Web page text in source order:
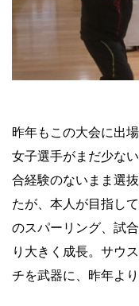
昨年もこの大会に出
女子選手がまだ少な
合経験のないまま選
たが、本人が目指し
のスパーリング、試
り大きく成長。サウ
チを武器に、昨年よ